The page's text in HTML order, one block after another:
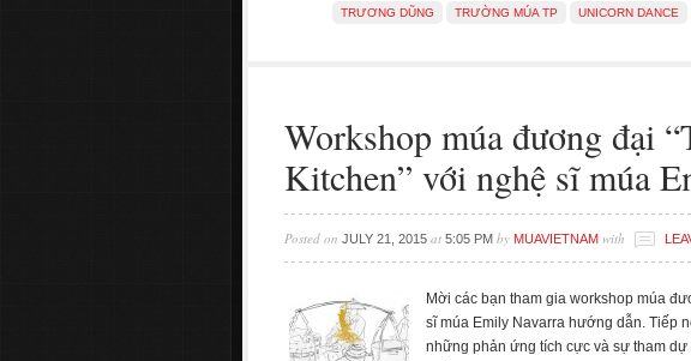
TRƯƠNG DŨNG
TRƯỜNG MÚA TP UNICORN DANCE
Workshop múa đương đại
Kitchen” với nghệ sĩ múa
Posted on JULY 21, 2015 at 5:05 PM by MUAVIETNAM with
Mời các bạn tham gia workshop múa
sĩ múa Emily Navarra hướng dẫn. Tiếp
những phản ứng tích cực và sự tham